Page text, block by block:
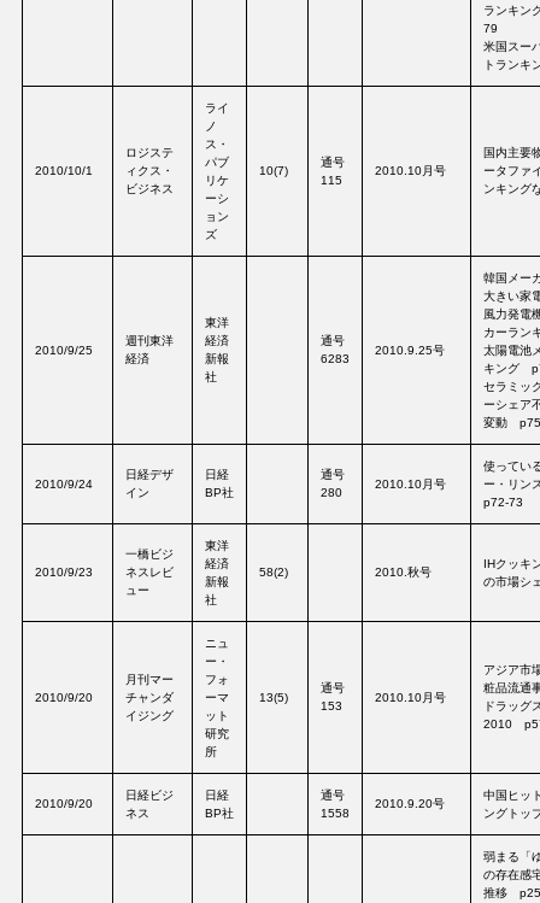
ランキ
79
米国スー
トラン
2010/10/1
ロジステ
ィクス・
ビジネス
ライ
ノ
ス・
パブ
リケ
ーシ
ョン
ズ
10(7)
通号
115
2010.10月号
国内主要
ータファ
ンキング
2010/9/25
週刊東洋
経済
東洋
経済
新報
社
通号
6283
2010.9.25号
韓国メー
大きい家
風力発電
カーラン
太陽電池
キング
セラミッ
ーシェア
変動 p75
2010/9/24
日経デザ
イン
日経
BP社
通号
280
2010.10月号
使ってい
ー・リ
p72-73
2010/9/23
一橋ビジ
ネスレビ
ュー
東洋
経済
新報
社
58(2) 2010.秋号
IHクッキ
の市場シ
2010/9/20
月刊マー
チャンダ
イジング
ニュ
ー・
フォ
ーマ
ット
研究
所
13(5)
通号
153
2010.10月号
アジア市
粧品流通
ドラッグ
2010
2010/9/20
日経ビジ
ネス
日経
BP社
通号
1558
2010.9.20号
中国ヒッ
ングト
弱まる「
の存在感
推移 p25